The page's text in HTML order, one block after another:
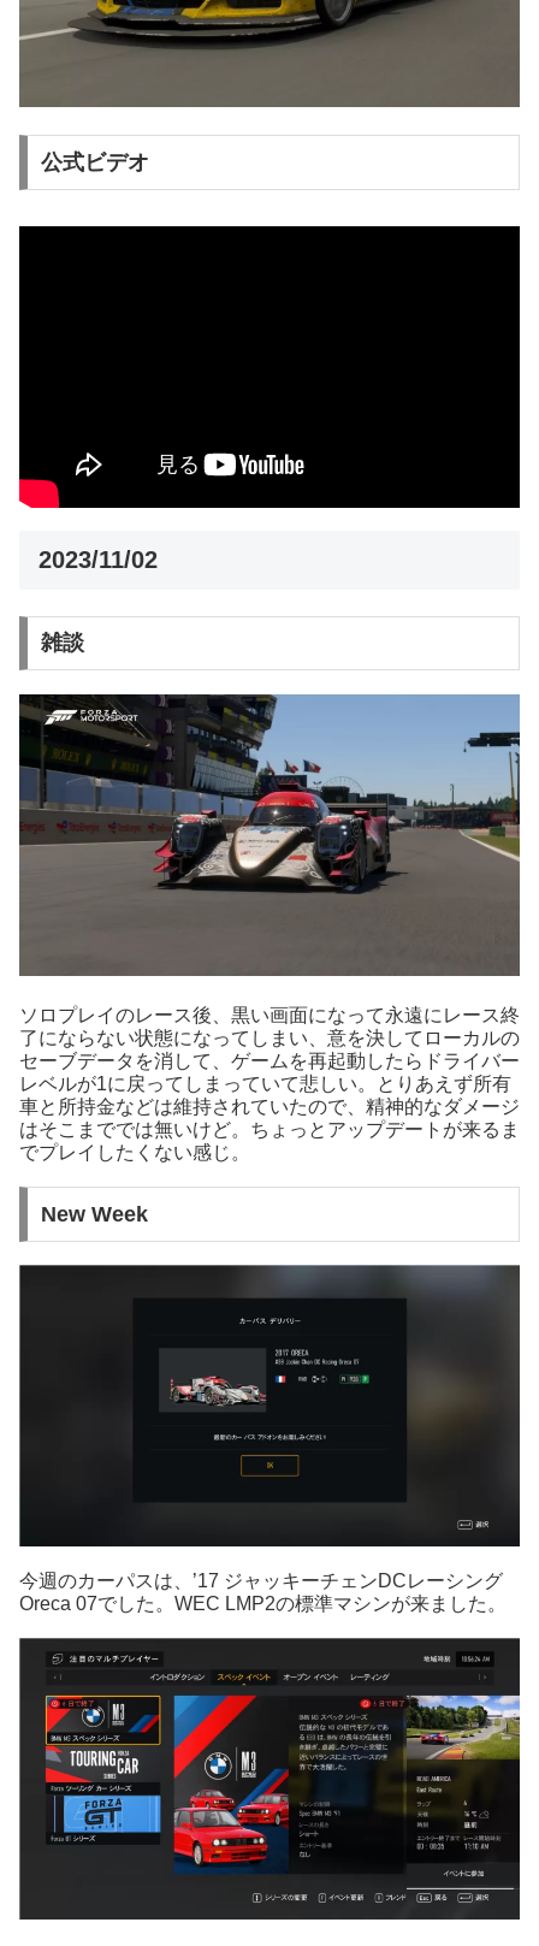
公式ビデオ
2023/11/02
雑談
ソロプレイのレース後、黒い画面になって永遠にレース終
了にならない状態になってしまい、意を決してローカルの
セーブデータを消して、ゲームを再起動したらドライバー
レベルが1に戻ってしまっていて悲しい。とりあえず所有
車と所持金などは維持されていたので、精神的なダメージ
はそこまででは無いけど。ちょっとアップデートが来るま
でプレイしたくない感じ。
New Week
今週のカーパスは、’17 ジャッキーチェンDCレーシング
Oreca 07でした。WEC LMP2の標準マシンが来ました。